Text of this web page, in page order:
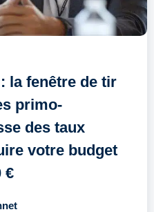
la fenêtre de tir
primo-
des taux
votre budget
€